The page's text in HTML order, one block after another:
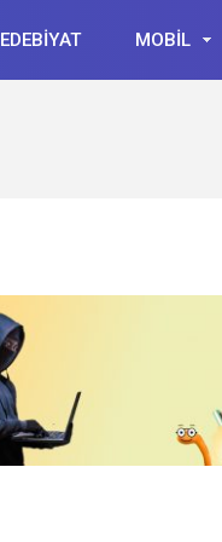
EDEBİYAT MOBİL